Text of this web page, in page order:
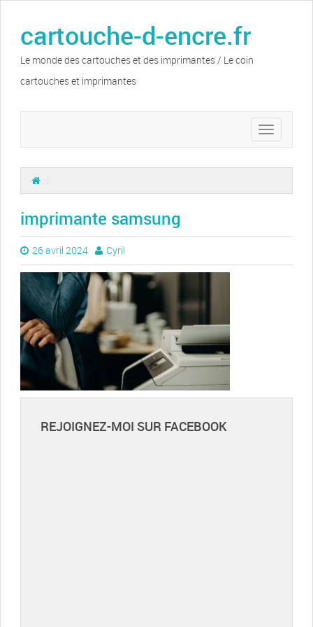
cartouche-d-encre.fr
Le monde des cartouches et des imprimantes / Le coin
cartouches et imprimantes
Toggle
navigation
imprimante samsung
26 avril 2024 Cyril
REJOIGNEZ-MOI SUR FACEBOOK